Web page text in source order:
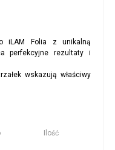
iLAM Folia z unikalną
perfekcyjne rezultaty i
wskazują właściwy
Ilość